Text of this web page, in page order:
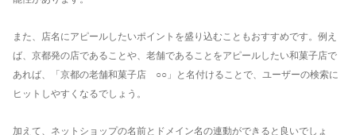
また、店名にアピールしたいポイントを盛り込むこともおすすめです。例え
ば、京都発の店であることや、老舗であることをアピールしたい和菓子店で
あれば、「京都の老舗和菓子店 ○○」と名付けることで、ユーザーの検索に
ヒットしやすくなるでしょう。
加えて、ネットショップの名前とドメイン名の連動ができると良いでしょ